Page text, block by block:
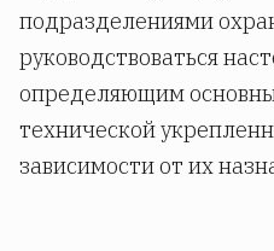
подразделениями
руководствоваться
определяющим
технической
зависимости от их